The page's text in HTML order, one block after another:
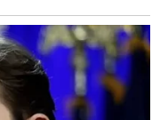
biraš sebe.
oslobađa.”